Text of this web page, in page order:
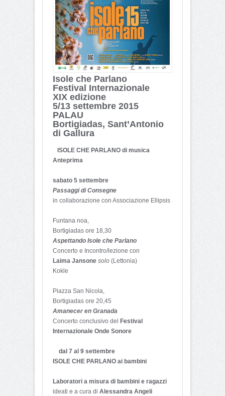
Isole che Parlano
Festival Internazionale
XIX edizione
5/13 settembre 2015
PALAU
Bortigiadas, Sant’Antonio
di Gallura
ISOLE CHE PARLANO di musica
Anteprima
sabato 5 settembre
Passaggi di Consegne
in collaborazione con Associazione Ellipsis
Funtana noa,
Bortigiadas ore 18,30
Aspettando Isole che Parlano
Concerto e Incontro/lezione con
Laima Jansone solo (Lettonia)
Kokle
Piazza San Nicola,
Bortigiadas ore 20,45
Amanecer en Granada
Concerto conclusivo del Festival
Internazionale Onde Sonore
dal 7 al 9 settembre
ISOLE CHE PARLANO ai bambini
Laboratori a misura di bambini e ragazzi
ideati e a cura di Alessandra Angeli